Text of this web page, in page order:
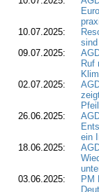
10.07.2025:
09.07.2025:
Ruf
02.07.2025:
26.06.2025:
ein
18.06.2025:
03.06.2025:
PM